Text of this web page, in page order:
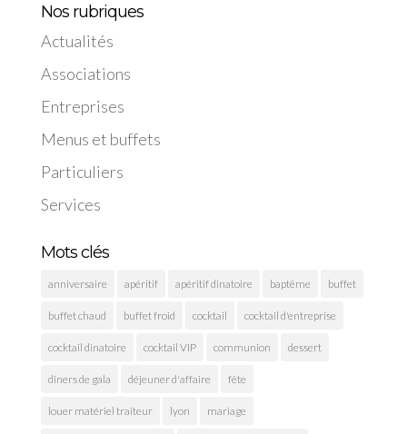
Nos rubriques
Actualités
Associations
Entreprises
Menus et buffets
Particuliers
Services
Mots clés
anniversaire apéritif apéritif dinatoire baptême buffet
buffet chaud buffet froid cocktail cocktail d'entreprise
cocktail dinatoire cocktail VIP communion dessert
diners de gala déjeuner d'affaire fête
louer matériel traiteur lyon mariage